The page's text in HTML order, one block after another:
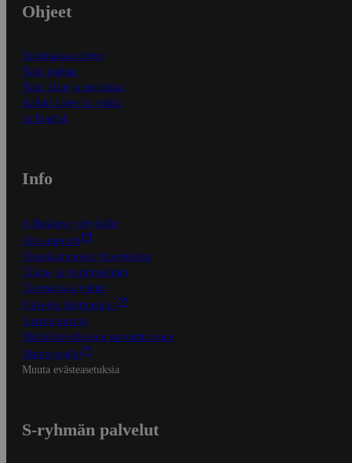
Ohjeet
Ensitilaajan ohjeet
Näin maksat
Näin tilaat ja muokkaat
Kaikki ohjeet ja vinkit
In English
Info
S-Business yrityksille
Oiva-raportit
Osuuskauppojen yhteystiedot
Tilaus- ja toimitusehdot
Tietosuojakäytäntö
Palvelun käyttöehdot
Saavutettavuus
Mobiilisovelluksen saavutettavuus
Mainostajalle
Muuta evästeasetuksia
S-ryhmän palvelut